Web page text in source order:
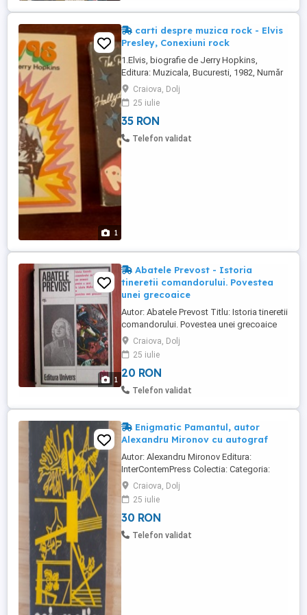
1
carti despre muzica rock - Elvis
Presley, Conexiuni rock
1.Elvis, biografie de Jerry Hopkins,
Editura: Muzicala, Bucuresti, 1982, Număr
pagini: 380, Copertă: Brosata, stare foarte
buna pret 25 lei 2. Conexiuni Rock, autor
Daniela Caraman Fotea,
Editura:MUZICALA, 1982, Nr. Pagini:243,
stare buna pret 10 lei Pret colet 35 lei
Craiova, Dolj
25 iulie
35 RON
Telefon validat
1
Abatele Prevost - Istoria
tineretii comandorului. Povestea
unei grecoaice
Autor: Abatele Prevost Titlu: Istoria tineretii
comandorului. Povestea unei grecoaice
Editura: Univers An de aparitie: 1983 Nr.
pagini: 420 Format: 13 x 20 cm Coperti:
brosate Carte in limba: romana Stare:
buna Vizualizati si alte articole postate de
mine, valoarea minima a coletului este 30
Craiova, Dolj
25 iulie
20 RON
Telefon validat
Enigmatic Pamantul, autor
Alexandru Mironov cu autograf
Autor: Alexandru Mironov Editura:
InterContemPress Colectia: Categoria:
Stiinta si Tehnica ISBN: 973-559-017-3 An
aparitie: 2000 Numar de pagini: 250
Format carte: 13 x 20 mm Vizualizati si alte
articole, valoarea minima a coletului este
de 30 lei
Craiova, Dolj
25 iulie
30 RON
Telefon validat